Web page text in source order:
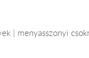
| menyasszonyi